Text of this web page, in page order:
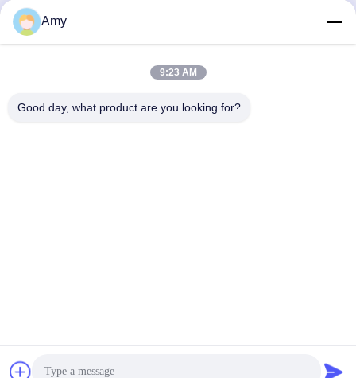
di polvere abrasiva
Amy
9:23 AM
Good day, what product are you looking for?